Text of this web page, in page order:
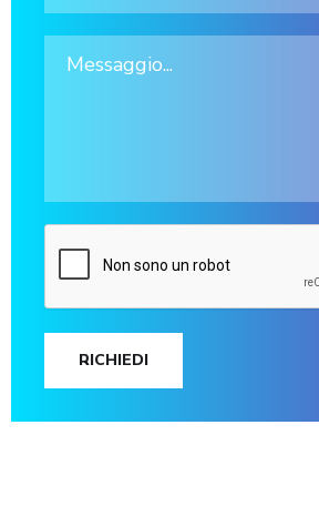
RICHIEDI